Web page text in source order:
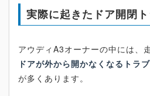
実際に起きたドア開閉
アウディA3オーナーの中には、
ドアが外から開かなくなるトラ
が多くあります。